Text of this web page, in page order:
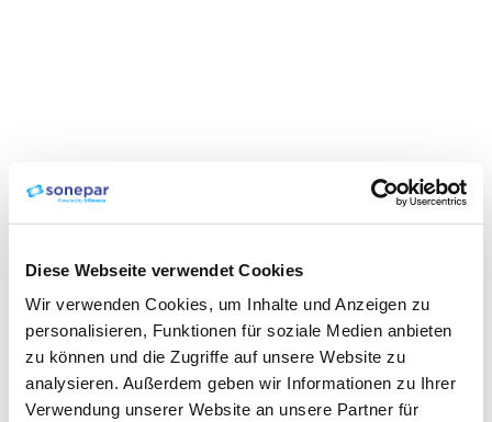
Diese Webseite verwendet Cookies
Wir verwenden Cookies, um Inhalte und Anzeigen zu
personalisieren, Funktionen für soziale Medien anbieten
zu können und die Zugriffe auf unsere Website zu
analysieren. Außerdem geben wir Informationen zu Ihrer
Verwendung unserer Website an unsere Partner für